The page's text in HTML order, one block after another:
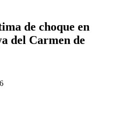
de choque en
del Carmen de